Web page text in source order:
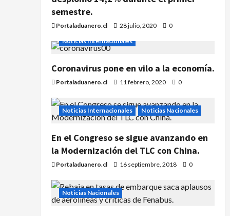
semestre.
Portaladuanero.cl 28 julio, 2020
0
Noticias Internacionales
Coronavirus pone en vilo a la economía.
Portaladuanero.cl 11 febrero, 2020 0
Noticias Internacionales Noticias Nacionales
En el Congreso se sigue avanzando en
la Modernización del TLC con China.
Portaladuanero.cl 16 septiembre, 2018 0
Noticias Nacionales